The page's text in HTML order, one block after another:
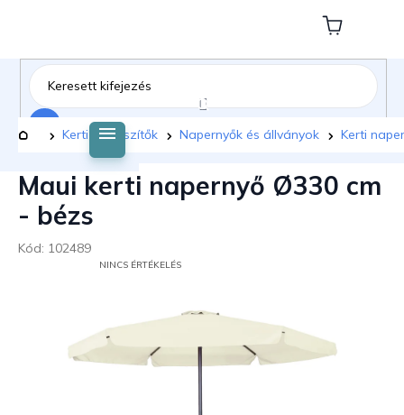
tartalomhoz
Kosár
Kezdőlap
Kerti kiegészítők Napernyők és állványok Kerti
Maui kerti napernyő Ø330 cm
- bézs
Kód: 102489
CSILLAG.
NINCS ÉRTÉKELÉS